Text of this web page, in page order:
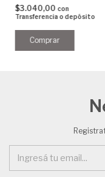
$3.040,00 con
Transferencia o depósito